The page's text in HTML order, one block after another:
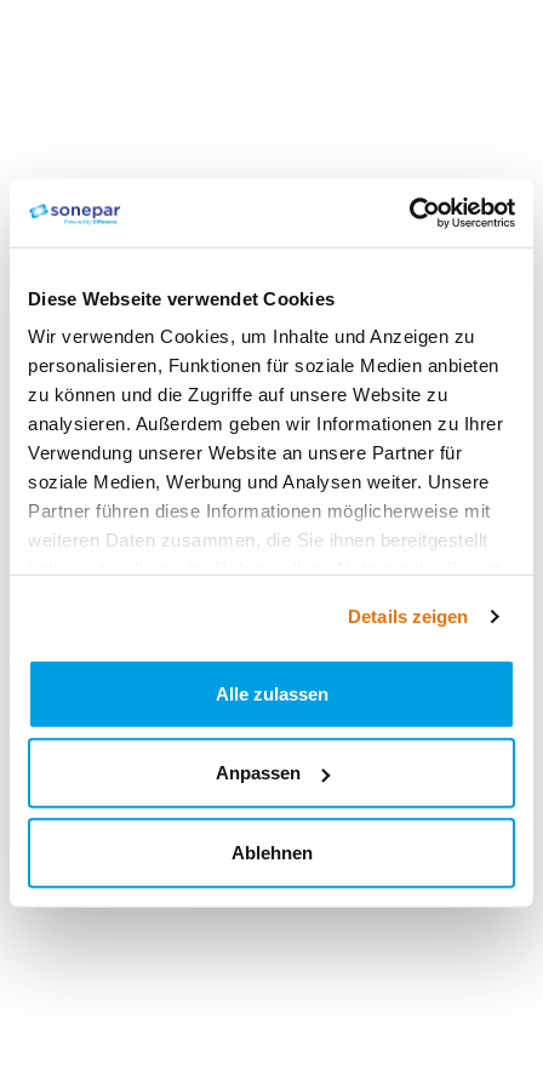
Diese Webseite verwendet Cookies
Wir verwenden Cookies, um Inhalte und Anzeigen zu
personalisieren, Funktionen für soziale Medien anbieten
zu können und die Zugriffe auf unsere Website zu
analysieren. Außerdem geben wir Informationen zu Ihrer
Verwendung unserer Website an unsere Partner für
soziale Medien, Werbung und Analysen weiter. Unsere
Partner führen diese Informationen möglicherweise mit
weiteren Daten zusammen, die Sie ihnen bereitgestellt
Details zeigen
Alle zulassen
Anpassen
Ablehnen